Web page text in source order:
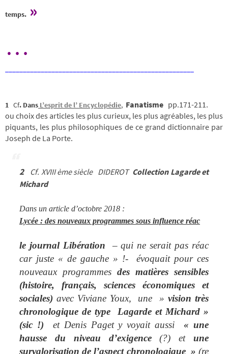
temps. »
…
1 Cf. Dans L’esprit de l’ Encyclopédie, Fanatisme pp.171-211.
ou choix des articles les plus curieux, les plus agréables, les plus
piquants, les plus philosophiques de ce grand dictionnaire par
Joseph de La Porte.
2 Cf. XVIII ème siècle DIDEROT Collection Lagarde et
Michard
Dans un article d’octobre 2018 :
Lycée : des nouveaux programmes sous influence réac
le journal Libération – qui ne serait pas réac
car juste « de gauche » !- évoquait pour ces
nouveaux programmes des matières sensibles
(histoire, français, sciences économiques et
sociales) avec Viviane Youx, une »vision très
chronologique de type Lagarde et Michard »
(sic !)
et Denis Paget y voyait aussi
« une
hausse du niveau d’exigence(?) et une
survalorisation de l’aspect chronologique » (re